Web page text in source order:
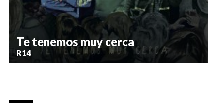
Te tenemos muy cerca
R14